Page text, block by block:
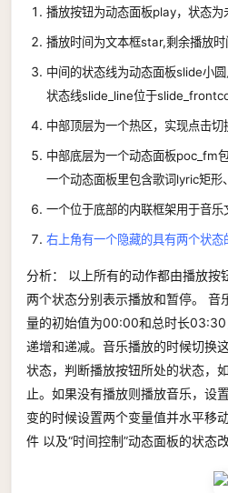
播放按钮为动态面板play，状态
播放时间为文本框star,剩余播放
中间的状态线为动态面板slide小
状态线slide_line位于
中部顶层为一个热区，实现点击切
中部底层为一个动态面板poc_fm
一个动态面板里包含歌词lyric矩
一个位于底部的内联框架用于音乐
右上角有一个隐藏的具有两个状
分析： 以上所有的动作都由播放按
两个状态分别表示播放和暂停。
量的初始值为00:00和总时长03:30
递增和递减。音乐播放的时候切换
状态，判断播放按钮所处的状态，
止。如果没有播放则播放音乐，设
变的时候设置两个变量值并水平移
件 以及“时间控制”动态面板的状态改